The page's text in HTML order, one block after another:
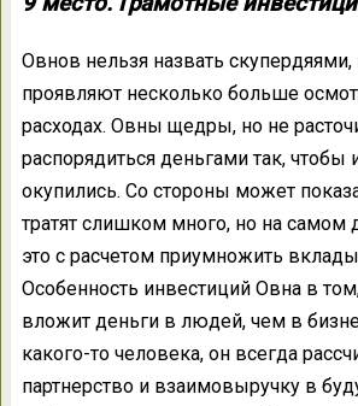
Овнов нельзя назвать скупердяями,
проявляют несколько больше
расходах. Овны щедры, но не
распорядиться деньгами так, чтобы
окупились. Со стороны может
тратят слишком много, но на самом
это с расчетом приумножить
Особенность инвестиций Овна в
вложит деньги в людей, чем в
какого-то человека, он всегда
партнерство и взаимовыручку в